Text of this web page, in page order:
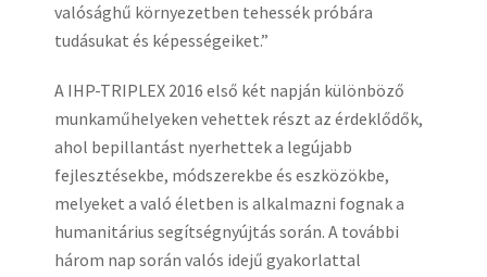
valósághű környezetben tehessék próbára
tudásukat és képességeiket.”
A IHP-TRIPLEX 2016 első két napján különböző
munkaműhelyeken vehettek részt az érdeklődők,
ahol bepillantást nyerhettek a legújabb
fejlesztésekbe, módszerekbe és eszközökbe,
melyeket a való életben is alkalmazni fognak a
humanitárius segítségnyújtás során. A további
három nap során valós idejű gyakorlattal